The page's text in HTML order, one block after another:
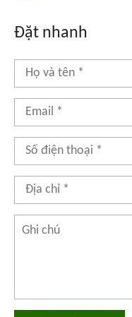
Đặt nhanh